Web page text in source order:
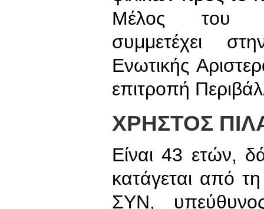
Μέλος του
συμμετέχει
Ενωτικής
επιτροπή
ΧΡΗΣΤΟΣ
Είναι 43 ετών,
κατάγεται από
ΣΥΝ,